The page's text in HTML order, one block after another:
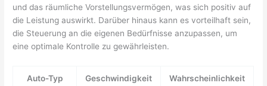
und das räumliche Vorstellungsvermögen, was sich positiv auf
die Leistung auswirkt. Darüber hinaus kann es vorteilhaft sein,
die Steuerung an die eigenen Bedürfnisse anzupassen, um
eine optimale Kontrolle zu gewährleisten.
Auto-Typ Geschwindigkeit Wahrscheinlichkeit